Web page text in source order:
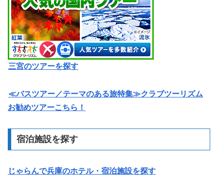
三宮のツアーを探す
≪バスツアー／テーマのある旅特集≫クラブツーリズム
お勧めツアーこちら！
宿泊施設を探す
じゃらんで兵庫のホテル・宿泊施設を探す